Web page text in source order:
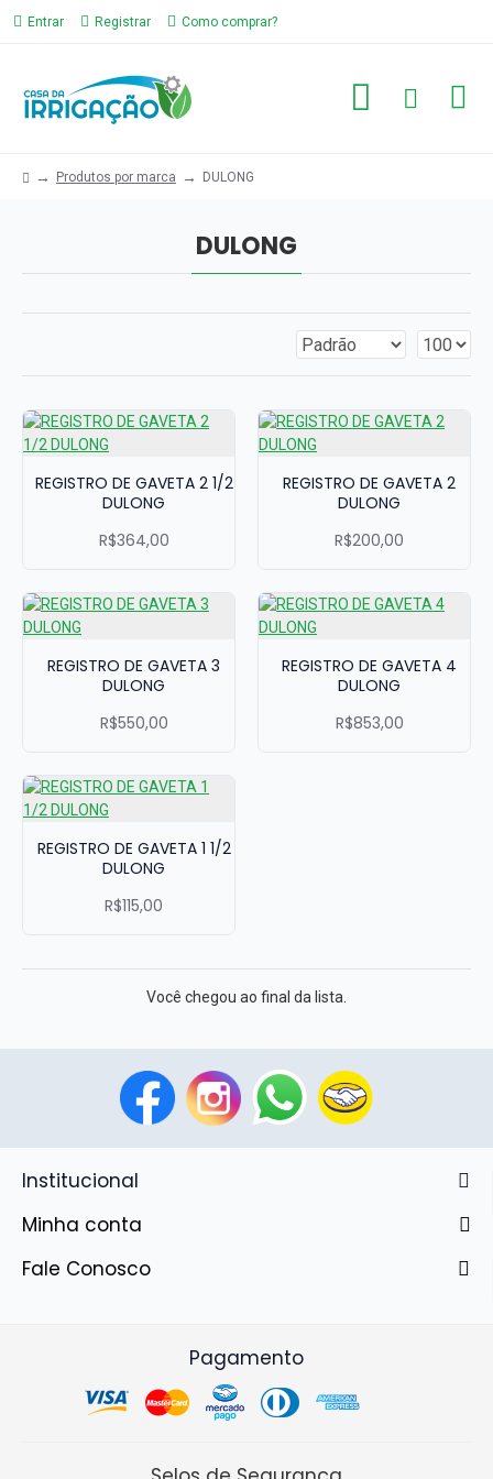
Entrar Registrar Como comprar?
Produtos por marca DULONG
DULONG
REGISTRO DE GAVETA 2 1/2
DULONG
R$364,00
REGISTRO DE GAVETA 2
DULONG
R$200,00
REGISTRO DE GAVETA 3
DULONG
R$550,00
REGISTRO DE GAVETA 4
DULONG
R$853,00
REGISTRO DE GAVETA 1 1/2
DULONG
R$115,00
Você chegou ao final da lista.
Institucional
Minha conta
Fale Conosco
Pagamento